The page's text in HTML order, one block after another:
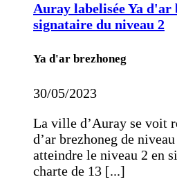
Auray labelisée Ya d'ar
signataire du niveau 2
Ya d'ar brezhoneg
30/05/2023
La ville d’Auray se voit
d’ar brezhoneg de niveau
atteindre le niveau 2 en
charte de 13 [...]